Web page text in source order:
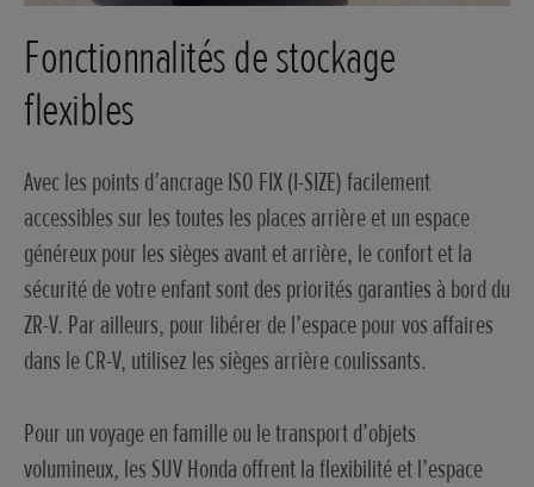
Fonctionnalités de stockage
flexibles
Avec les points d’ancrage ISO FIX (I-SIZE) facilement
accessibles sur les toutes les places arrière et un espace
généreux pour les sièges avant et arrière, le confort et la
sécurité de votre enfant sont des priorités garanties à bord du
ZR-V. Par ailleurs, pour libérer de l’espace pour vos affaires
dans le CR-V, utilisez les sièges arrière coulissants.
Pour un voyage en famille ou le transport d’objets
volumineux, les SUV Honda offrent la flexibilité et l’espace